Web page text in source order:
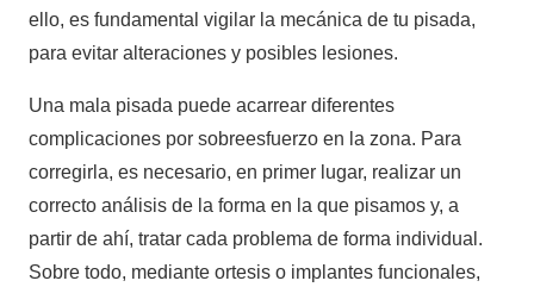
ello, es fundamental vigilar la mecánica de tu pisada,
para evitar alteraciones y posibles lesiones.
Una mala pisada puede acarrear diferentes
complicaciones por sobreesfuerzo en la zona. Para
corregirla, es necesario, en primer lugar, realizar un
correcto análisis de la forma en la que pisamos y, a
partir de ahí, tratar cada problema de forma individual.
Sobre todo, mediante ortesis o implantes funcionales,